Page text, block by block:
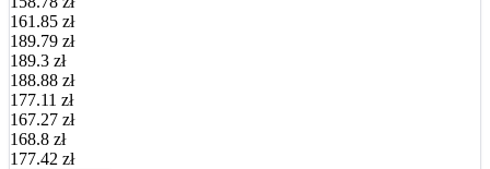
161.85 zł
189.79 zł
189.3 zł
188.88 zł
177.11 zł
167.27 zł
168.8 zł
177.42 zł